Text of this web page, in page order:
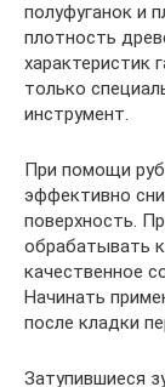
полуфуганок и
плотность
характеристик
только
инструмент.
При помощи
эффективно
поверхность.
обрабатывать
качественное
Начинать
после кладки
Затупившиеся